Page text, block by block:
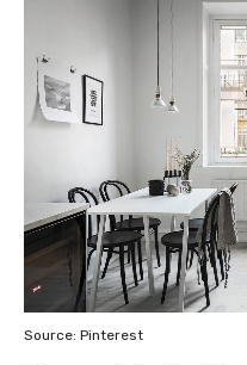
Source: Pinterest